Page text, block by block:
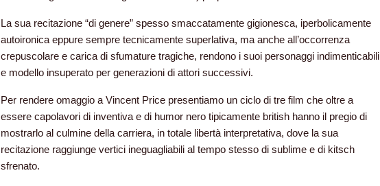
La sua recitazione “di genere” spesso smaccatamente gigionesca, iperbolicamente
autoironica eppure sempre tecnicamente superlativa, ma anche all’occorrenza
crepuscolare e carica di sfumature tragiche, rendono i suoi personaggi indimenticabili
e modello insuperato per generazioni di attori successivi.
Per rendere omaggio a Vincent Price presentiamo un ciclo di tre film che oltre a
essere capolavori di inventiva e di humor nero tipicamente british hanno il pregio di
mostrarlo al culmine della carriera, in totale libertà interpretativa, dove la sua
recitazione raggiunge vertici ineguagliabili al tempo stesso di sublime e di kitsch
sfrenato.